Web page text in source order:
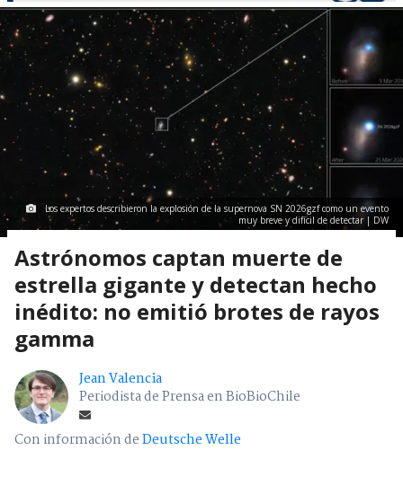
Los expertos describieron la explosión de la supernova SN 2026gzf como un evento
muy breve y difícil de detectar | DW
Astrónomos captan muerte de
estrella gigante y detectan hecho
inédito: no emitió brotes de rayos
gamma
Jean Valencia
Periodista de Prensa en BioBioChile
Con información deDeutsche Welle